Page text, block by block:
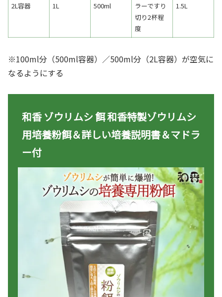
2L容器 1L 500ml
ラーですり
切り2杯程
度
1.5L
※100ml分（500ml容器）／500ml分（2L容器）が空気に
なるようにする
和香 ゾウリムシ 餌 和香特製ゾウリムシ
用培養粉餌＆詳しい培養説明書＆マドラ
ー付